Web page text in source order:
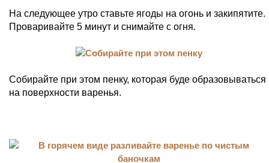
На следующее утро ставьте ягоды на огонь и закипятите.
Проваривайте 5 минут и снимайте с огня.
Собирайте при этом пенку, которая буде образовываться
на поверхности варенья.